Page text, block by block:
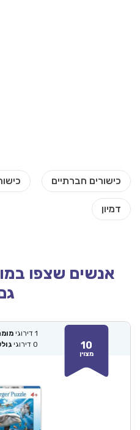
אנשים שצפו
10
מצוין
1 דירוגי
0 דירוגי